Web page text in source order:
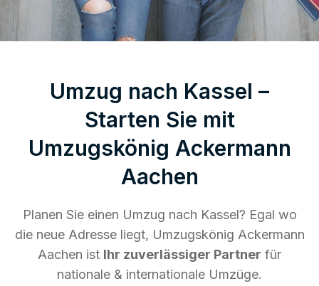
Umzug nach Kassel –
Starten Sie mit
Umzugskönig Ackermann
Aachen
Planen Sie einen Umzug nach Kassel? Egal wo
die neue Adresse liegt, Umzugskönig Ackermann
Aachen ist Ihr zuverlässiger Partner für
nationale & internationale Umzüge.